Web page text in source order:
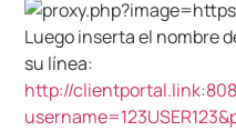
Luego inserta el nombre
su línea:
http://